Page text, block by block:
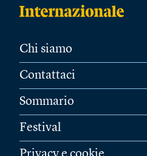
Chi siamo
Contattaci
Sommario
Festival